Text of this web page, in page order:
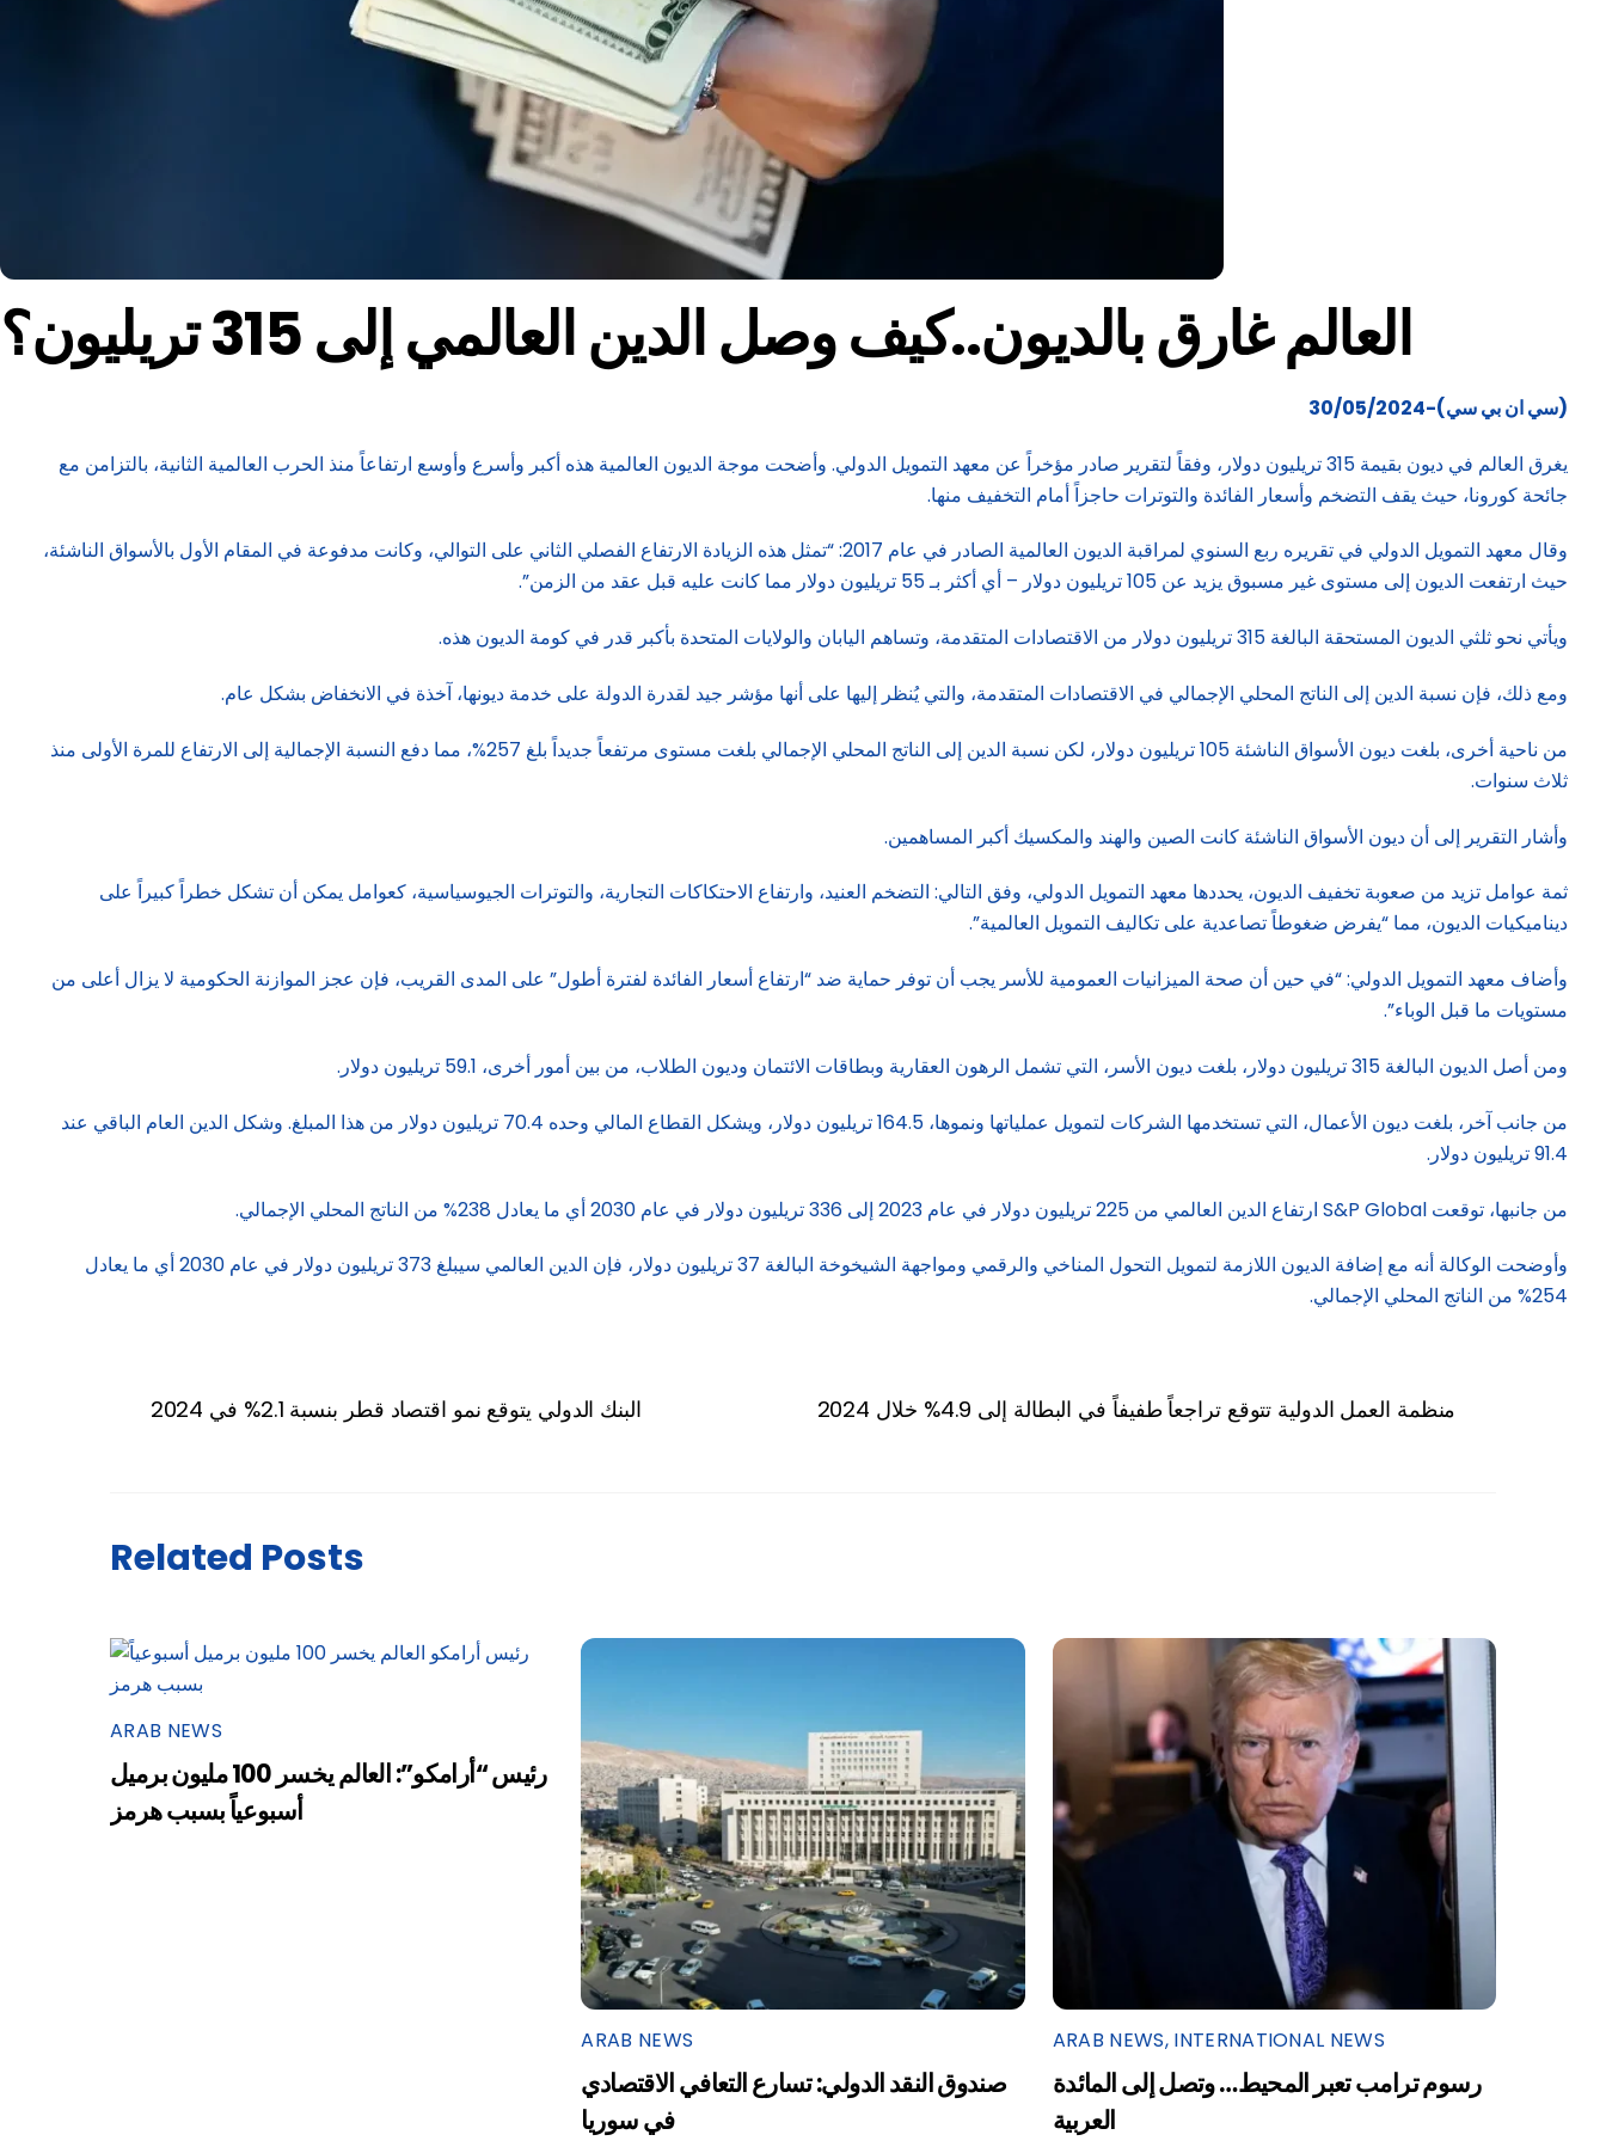
العالم غارق بالديون..كيف وصل الدين العالمي إلى 315 تريليون؟
(سي ان بي سي)-30/05/2024
يغرق العالم في ديون بقيمة 315 تريليون دولار، وفقاً لتقرير صادر مؤخراً عن معهد التمويل الدولي. وأضحت موجة الديون العالمية هذه أكبر وأسرع وأوسع ارتفاعاً منذ الحرب العالمية الثانية، بالتزامن مع
جائحة كورونا، حيث يقف التضخم وأسعار الفائدة والتوترات حاجزاً أمام التخفيف منها.
وقال معهد التمويل الدولي في تقريره ربع السنوي لمراقبة الديون العالمية الصادر في عام 2017: “تمثل هذه الزيادة الارتفاع الفصلي الثاني على التوالي، وكانت مدفوعة في المقام الأول بالأسواق الناشئة،
حيث ارتفعت الديون إلى مستوى غير مسبوق يزيد عن 105 تريليون دولار – أي أكثر بـ 55 تريليون دولار مما كانت عليه قبل عقد من الزمن”.
ويأتي نحو ثلثي الديون المستحقة البالغة 315 تريليون دولار من الاقتصادات المتقدمة، وتساهم اليابان والولايات المتحدة بأكبر قدر في كومة الديون هذه.
ومع ذلك، فإن نسبة الدين إلى الناتج المحلي الإجمالي في الاقتصادات المتقدمة، والتي يُنظر إليها على أنها مؤشر جيد لقدرة الدولة على خدمة ديونها، آخذة في الانخفاض بشكل عام.
من ناحية أخرى، بلغت ديون الأسواق الناشئة 105 تريليون دولار، لكن نسبة الدين إلى الناتج المحلي الإجمالي بلغت مستوى مرتفعاً جديداً بلغ 257%، مما دفع النسبة الإجمالية إلى الارتفاع للمرة الأولى منذ
ثلاث سنوات.
وأشار التقرير إلى أن ديون الأسواق الناشئة كانت الصين والهند والمكسيك أكبر المساهمين.
ثمة عوامل تزيد من صعوبة تخفيف الديون، يحددها معهد التمويل الدولي، وفق التالي: التضخم العنيد، وارتفاع الاحتكاكات التجارية، والتوترات الجيوسياسية، كعوامل يمكن أن تشكل خطراً كبيراً على
ديناميكيات الديون، مما “يفرض ضغوطاً تصاعدية على تكاليف التمويل العالمية”.
وأضاف معهد التمويل الدولي: “في حين أن صحة الميزانيات العمومية للأسر يجب أن توفر حماية ضد “ارتفاع أسعار الفائدة لفترة أطول” على المدى القريب، فإن عجز الموازنة الحكومية لا يزال أعلى من
مستويات ما قبل الوباء”.
ومن أصل الديون البالغة 315 تريليون دولار، بلغت ديون الأسر، التي تشمل الرهون العقارية وبطاقات الائتمان وديون الطلاب، من بين أمور أخرى، 59.1 تريليون دولار.
من جانب آخر، بلغت ديون الأعمال، التي تستخدمها الشركات لتمويل عملياتها ونموها، 164.5 تريليون دولار، ويشكل القطاع المالي وحده 70.4 تريليون دولار من هذا المبلغ. وشكل الدين العام الباقي عند
91.4 تريليون دولار.
من جانبها، توقعت S&P Global ارتفاع الدين العالمي من 225 تريليون دولار في عام 2023 إلى 336 تريليون دولار في عام 2030 أي ما يعادل 238% من الناتج المحلي الإجمالي.
وأوضحت الوكالة أنه مع إضافة الديون اللازمة لتمويل التحول المناخي والرقمي ومواجهة الشيخوخة البالغة 37 تريليون دولار، فإن الدين العالمي سيبلغ 373 تريليون دولار في عام 2030 أي ما يعادل
254% من الناتج المحلي الإجمالي.
البنك الدولي يتوقع نمو اقتصاد قطر بنسبة 2.1% في 2024 منظمة العمل الدولية تتوقع تراجعاً طفيفاً في البطالة إلى 4.9% خلال 2024
Related Posts
ARAB NEWS
رئيس “أرامكو”: العالم يخسر 100 مليون برميل
أسبوعياً بسبب هرمز
ARAB NEWS
صندوق النقد الدولي: تسارع التعافي الاقتصادي
في سوريا
ARAB NEWS, INTERNATIONAL NEWS
رسوم ترامب تعبر المحيط… وتصل إلى المائدة
العربية